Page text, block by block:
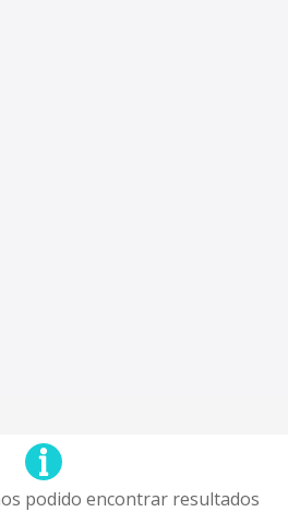
podido encontrar resultados